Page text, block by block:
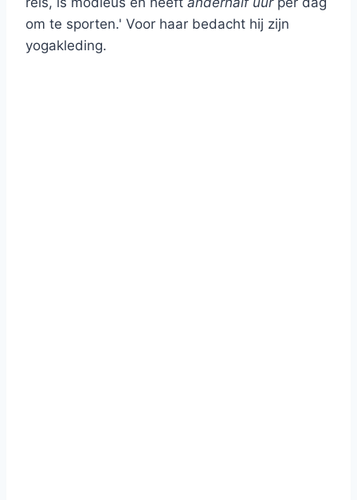
om te sporten.' Voor haar bedacht hij zijn
yogakleding.